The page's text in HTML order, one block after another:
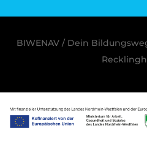
BIWENAV / Dein